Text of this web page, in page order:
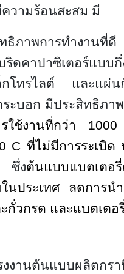
ความร้อนสะสม มี
ธิภาพการทำงานที่
ดคาปาซิเตอร์แบบ
กโทรไลต์ และแผ่น
ระบอก มีประสิทธิภา
ใช้งานที่กว่า
C ที่ไม่มีการระเบิด
ซึ่งต้นแบบแบตเตอ
นประเทศ ลดการน
กั่วกรด และแบตเต
งงานต้นแบบผลิตกร